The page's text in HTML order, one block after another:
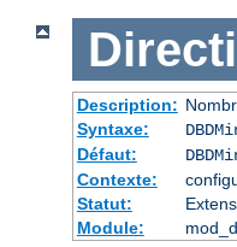
Description:
Syntaxe:
Défaut:
Contexte:
Statut:
Module: